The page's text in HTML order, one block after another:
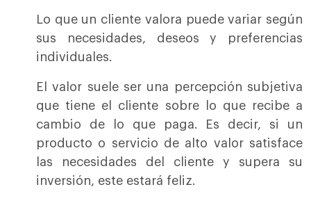
Lo que un cliente valora puede variar según
sus necesidades, deseos y preferencias
individuales.
El valor suele ser una percepción subjetiva
que tiene el cliente sobre lo que recibe a
cambio de lo que paga. Es decir, si un
producto o servicio de alto valor satisface
las necesidades del cliente y supera su
inversión, este estará feliz.